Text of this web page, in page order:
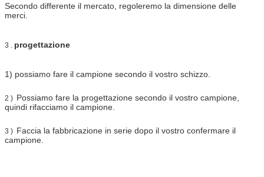
Secondo differente il mercato, regoleremo la dimensione delle
merci.
3 . progettazione
1) possiamo fare il campione secondo il vostro schizzo.
2 ) Possiamo fare la progettazione secondo il vostro campione,
quindi rifacciamo il campione.
3 ) Faccia la fabbricazione in serie dopo il vostro confermare il
campione.